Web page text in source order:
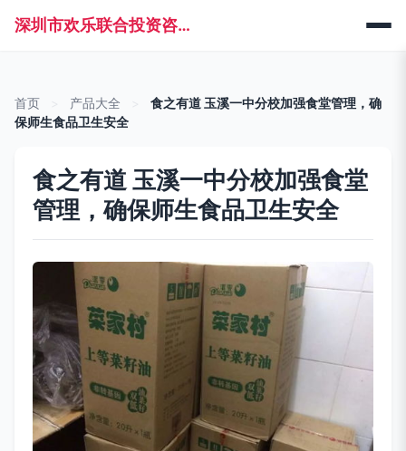
深圳市欢乐联合投资咨询管理有限公司
首页 产品大全
食之有道 玉溪一中分校加强食堂管理，确
保师生食品卫生安全
食之有道 玉溪一中分校加强食堂
管理，确保师生食品卫生安全